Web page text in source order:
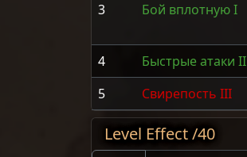
3
Бой вплотную I
4 Быстрые атаки II
5
Свирепость III
Level Effect /40